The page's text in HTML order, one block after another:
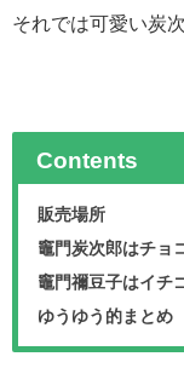
それでは可愛い炭
Contents
販売場所
竈門炭次郎はチョ
竈門禰豆子はイチ
ゆうゆう的まとめ